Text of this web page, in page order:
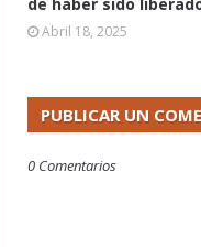
Abril 18, 2025
PUBLICAR UN
0 Comentarios